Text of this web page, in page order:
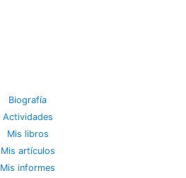
Biografía
Actividades
Mis libros
Mis artículos
Mis informes